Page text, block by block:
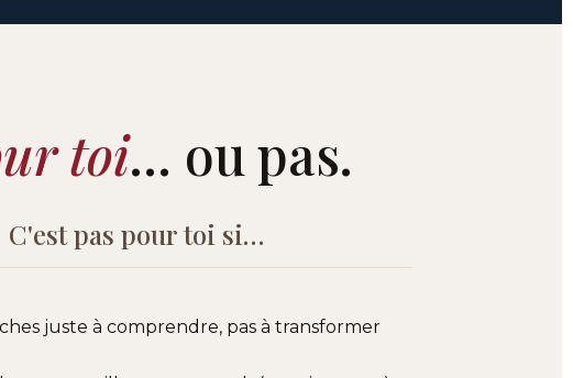
toi… ou pas.
C'est pas pour toi si…
juste à comprendre, pas à transformer